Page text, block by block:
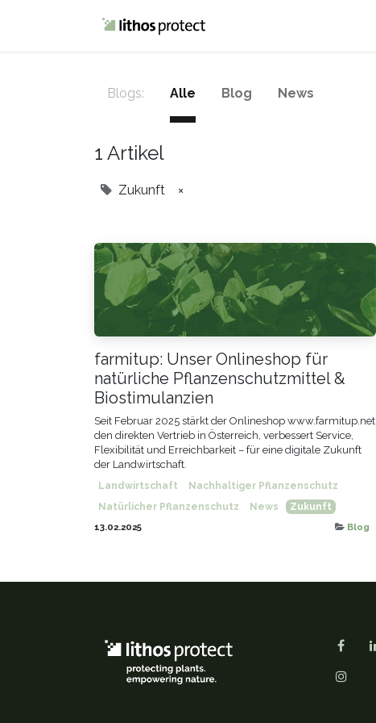
Blogs: Alle Blog News
1 Artikel
Zukunft ×
farmitup: Unser Onlineshop für
natürliche Pflanzenschutzmittel &
Biostimulanzien
Seit Februar 2025 stärkt der Onlineshop www.farmitup.net
den direkten Vertrieb in Österreich, verbessert Service,
Flexibilität und Erreichbarkeit – für eine digitale Zukunft
der Landwirtschaft.
Landwirtschaft
Nachhaltiger Pflanzenschutz
Natürlicher Pflanzenschutz
News
Zukunft
13.02.2025
Blog